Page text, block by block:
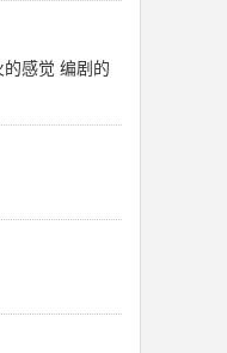
感觉 编剧的